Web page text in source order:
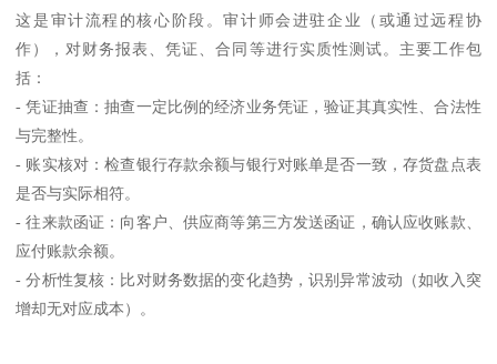
这是审计流程的核心阶段。审计师会进驻企业（或通过远程协
作），对财务报表、凭证、合同等进行实质性测试。主要工作包
括：
- 凭证抽查：抽查一定比例的经济业务凭证，验证其真实性、合法性
与完整性。
- 账实核对：检查银行存款余额与银行对账单是否一致，存货盘点表
是否与实际相符。
- 往来款函证：向客户、供应商等第三方发送函证，确认应收账款、
应付账款余额。
- 分析性复核：比对财务数据的变化趋势，识别异常波动（如收入突
增却无对应成本）。